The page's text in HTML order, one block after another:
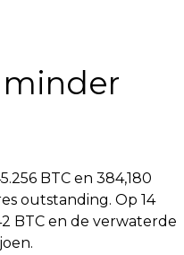
BTC en 384,180
outstanding. Op 14
BTC en de verwaterde